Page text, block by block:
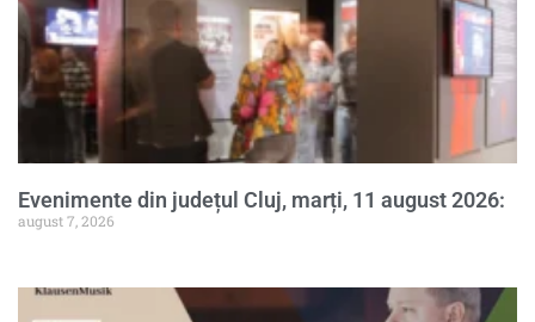
Evenimente din județul Cluj, marți, 11 august 2026:
august 7, 2026